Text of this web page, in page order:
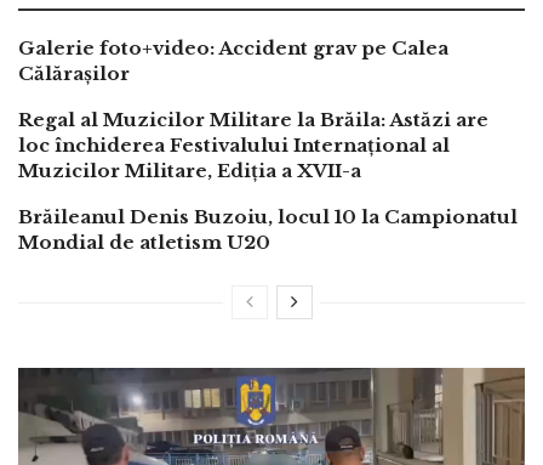
Galerie foto+video: Accident grav pe Calea
Călărașilor
Regal al Muzicilor Militare la Brăila: Astăzi are
loc închiderea Festivalului Internațional al
Muzicilor Militare, Ediția a XVII-a
Brăileanul Denis Buzoiu, locul 10 la Campionatul
Mondial de atletism U20